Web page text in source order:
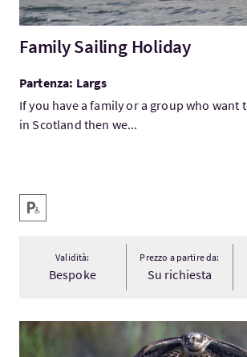
Family Sailing Holiday
Partenza: Largs
If you have a family or a group who want
in Scotland then we...
Servizi
Parcheggio per disabili
Validità:
Bespoke
Prezzo a partire da:
Su richiesta
Visita:Advanced Photography Workshop -